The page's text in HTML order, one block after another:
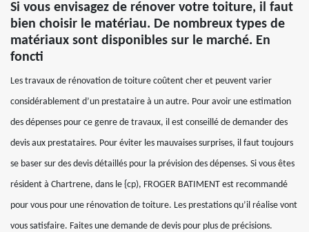
Si vous envisagez de rénover votre toiture, il faut
bien choisir le matériau. De nombreux types de
matériaux sont disponibles sur le marché. En
foncti
Les travaux de rénovation de toiture coûtent cher et peuvent varier
considérablement d’un prestataire à un autre. Pour avoir une estimation
des dépenses pour ce genre de travaux, il est conseillé de demander des
devis aux prestataires. Pour éviter les mauvaises surprises, il faut toujours
se baser sur des devis détaillés pour la prévision des dépenses. Si vous êtes
résident à Chartrene, dans le {cp), FROGER BATIMENT est recommandé
pour vous pour une rénovation de toiture. Les prestations qu’il réalise vont
vous satisfaire. Faites une demande de devis pour plus de précisions.